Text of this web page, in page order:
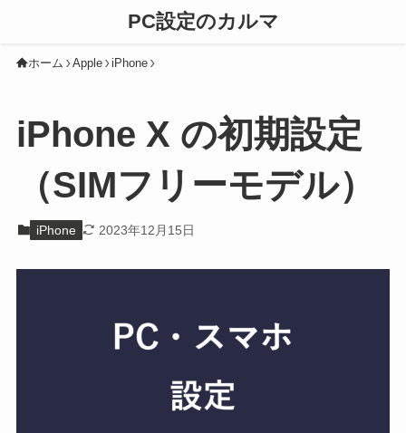
PC設定のカルマ
ホーム Apple iPhone
iPhone X の初期設定
（SIMフリーモデル）
iPhone 2023年12月15日